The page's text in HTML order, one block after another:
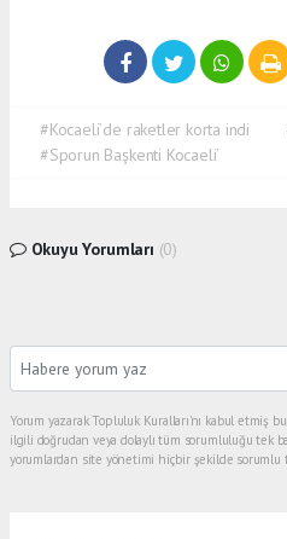
#Kocaeli’de raketler korta indi
#Sporun Başkenti Kocaeli’
Okuyu Yorumları (0)
Yorum yazarak Topluluk Kuralları’nı kabul etmiş
ilgili doğrudan veya dolaylı tüm sorumluluğu tek
yorumlardan site yönetimi hiçbir şekilde sorumlu